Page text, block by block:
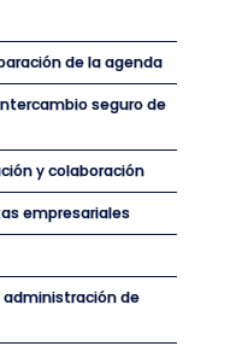
de la agenda
seguro de
y colaboración
empresariales
administración de